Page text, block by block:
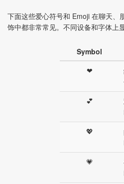
下面这些爱心符号和 Emoji 在聊天、
饰中都非常常见。不同设备和字体上
Symbol
❤
💕
💖
💗